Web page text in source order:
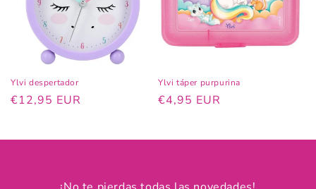
Ylvi despertador
Precio
€12,95 EUR
Ylvi táper purpurina
Precio
€4,95 EUR